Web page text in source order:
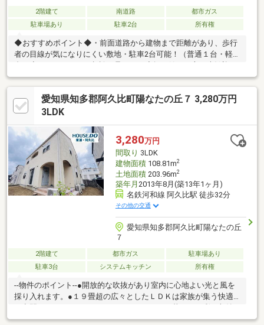
2階建て 南道路
都市ガス
駐車場あり
駐車2台 所有権
◆おすすめポイント◆・前面道路から建物まで距離があり、歩行
者の目線が気になりにくい敷地・駐車2台可能！（普通１台・軽１
台）◆リフォームのご相談も承ります◆探し始めの方も大歓迎♪
住宅ローンや事前に知って頂きたい物件情報などお伝えさせてい
ただきます♪■「見るだけなんだけど…」OKです！■ここが大事！
周辺施設、ハザードマップ情報を「物件レポート」にしてお渡し
致します■希望にあう物件がないなどもご相談ください■他の物件
愛知県知多郡阿久比町陽なたの丘７ 3,280万円
3LDK
3,280万円
間取り 3LDK
建物面積108.81m2
土地面積203.96m2
築年月 2013年8月(築13年1ヶ月)
名鉄河和線 阿久比駅 徒歩32分
その他の交通
愛知県知多郡阿久比町陽なたの丘
７
2階建て 都市ガス
駐車場あり
駐車3台
システムキッチン 所有権
--物件のポイント--●開放的な吹抜があり室内に心地よい光と風を
採り入れます。●１９畳超の広々としたＬＤＫは家族が集う快適
が充実。●将来のライフスタイルに合わせて３ＬＤＫから４ＬＤ